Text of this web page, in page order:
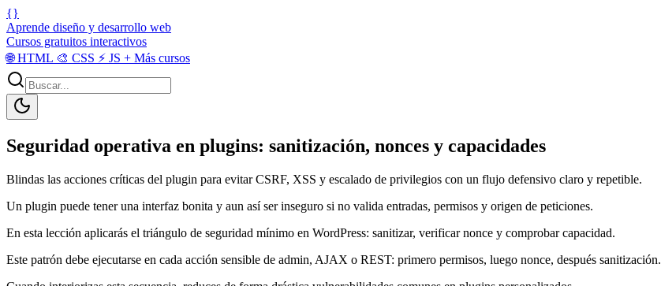
{}
Aprende diseño y desarrollo web
Cursos gratuitos interactivos
🌐HTML 🎨 CSS ⚡ JS + Más cursos
Seguridad operativa en plugins: sanitización, nonces y capacidades
Blindas las acciones críticas del plugin para evitar CSRF, XSS y escalado de privilegios con un flujo defensivo claro y repetible.
Un plugin puede tener una interfaz bonita y aun así ser inseguro si no valida entradas, permisos y origen de peticiones.
En esta lección aplicarás el triángulo de seguridad mínimo en WordPress: sanitizar, verificar nonce y comprobar capacidad.
Este patrón debe ejecutarse en cada acción sensible de admin, AJAX o REST: primero permisos, luego nonce, después sanitización.